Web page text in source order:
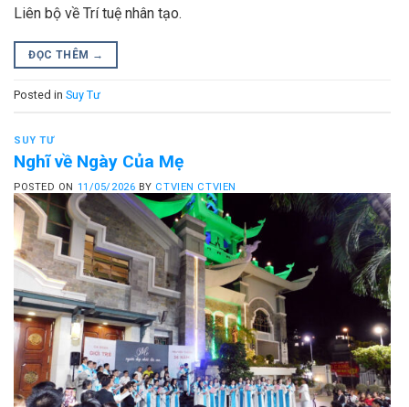
Liên bộ về Trí tuệ nhân tạo.
ĐỌC THÊM →
Posted in Suy Tư
SUY TƯ
Nghĩ về Ngày Của Mẹ
POSTED ON 11/05/2026 BY CTVIEN CTVIEN